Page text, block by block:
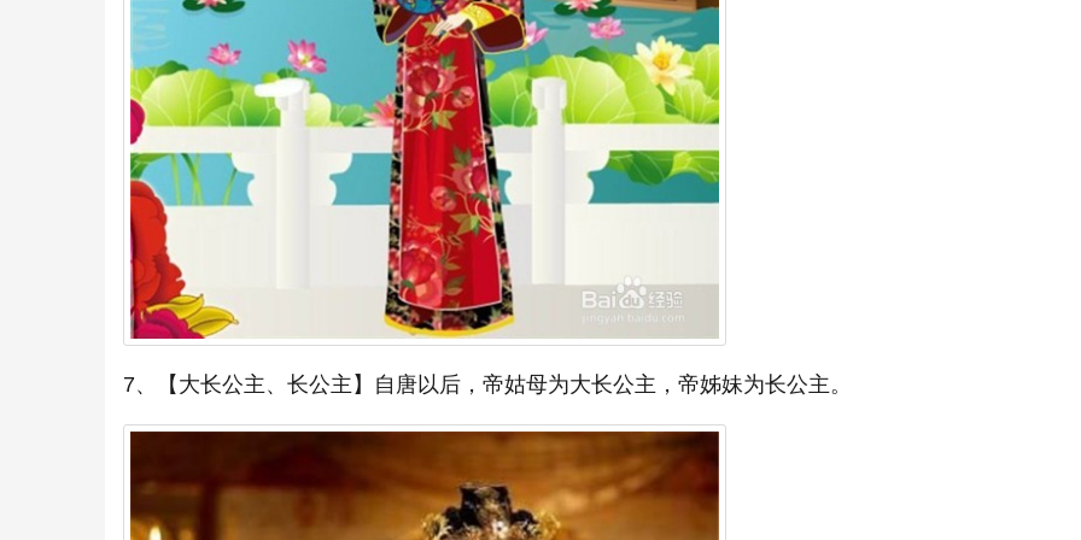
7、【大长公主、长公主】自唐以后，帝姑母为大长公主，帝姊妹为长公主。